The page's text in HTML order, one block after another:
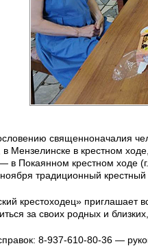
священноначалия
Мензелинске в крестном
— в Покаянном крестном ходе
традиционный
крестоходец» приглашает
за своих родных и
8-937-610-80-36 —